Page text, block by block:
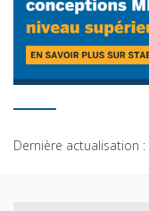
Dernière actualisation :